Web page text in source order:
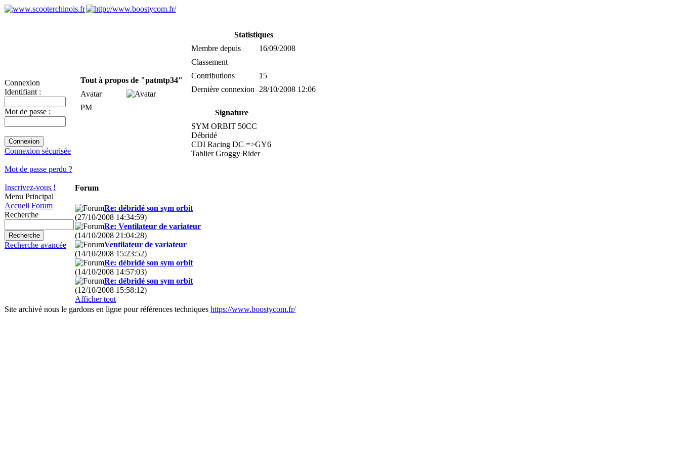
Connexion
Identifiant :
Mot de passe :
Connexion sécurisée
Mot de passe perdu ?
Inscrivez-vous !
Menu Principal
Accueil Forum
Recherche
Recherche avancée
Tout à propos de "patmtp34"
Avatar
PM
Statistiques
Membre depuis
16/09/2008
Classement
Contributions
15
Dernière connexion
28/10/2008 12:06
Signature
SYM ORBIT 50CC
Débridé
CDI Racing DC =>GY6
Tablier Groggy Rider
Forum
Re: débridé son sym orbit
(27/10/2008 14:34:59)
Re: Ventilateur de variateur
(14/10/2008 21:04:28)
Ventilateur de variateur
(14/10/2008 15:23:52)
Re: débridé son sym orbit
(14/10/2008 14:57:03)
Re: débridé son sym orbit
(12/10/2008 15:58:12)
Afficher tout
Site archivé nous le gardons en ligne pour références techniques https://www.boostycom.fr/